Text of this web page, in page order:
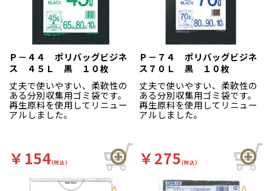
Ｐ－４４ ポリバッグビジネ
ス ４５Ｌ 黒 １０枚
丈夫で使いやすい、柔軟性の
ある分別収集用ゴミ袋です。
再生原料を使用してリニュー
アルしました。
￥154(税込)
Ｐ－７４ ポリバッグビジネ
ス７０Ｌ 黒 １０枚
丈夫で使いやすい、柔軟性の
ある分別収集用ゴミ袋です。
再生原料を使用してリニュー
アルしました。
￥275(税込)